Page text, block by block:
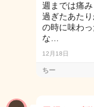
週までは痛
過ぎたあた
の時に味わ
な…
12月18日
ちー